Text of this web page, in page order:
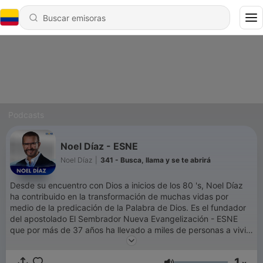
Noel Díaz - ESNE
Noel Díaz 341 - Busca, llama y se te abrirá
Desde su encuentro con Dios a inicios de los 80 's, Noel Díaz
ha contribuido en la transformación de muchas vidas por
medio de la predicación de la Palabra de Dios. Es el fundador
del apostolado El Sembrador Nueva Evangelización - ESNE
que por más de 37 años ha llevado a miles de personas a vivir
un encuentro con Dios a través de los medios de comunicación